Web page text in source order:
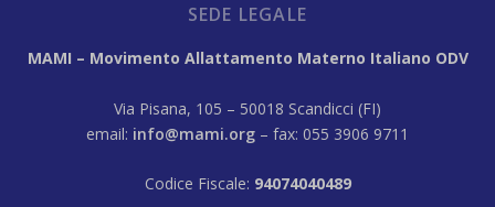
SEDE LEGALE
MAMI – Movimento Allattamento Materno Italiano ODV
Via Pisana, 105 – 50018 Scandicci (FI)
email: info@mami.org – fax: 055 3906 9711
Codice Fiscale: 94074040489